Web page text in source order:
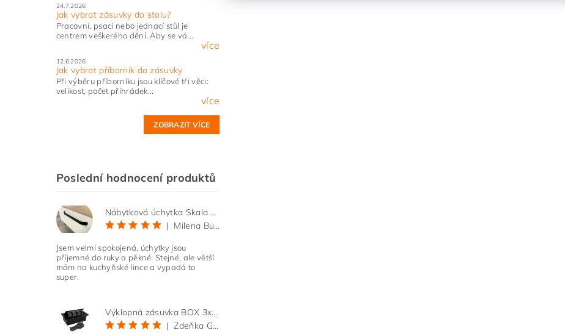
24.7.2026
Jak vybrat zásuvky do stolu?
Pracovní, psací nebo jednací stůl je
centrem veškerého dění. Aby se vá...
více
12.6.2026
Jak vybrat příborník do zásuvky
Při výběru příborníku jsou klíčové tři věci:
velikost, počet přihrádek...
více
ZOBRAZIT VÍCE
Poslední hodnocení produktů
Nábytková úchytka Skala černá matná
|
Milena Bučková
Jsem velmi spokojená, úchytky jsou
příjemné do ruky a pěkné. Stejné, ale větší
mám na kuchyňské lince a vypadá to
super.
Výklopná zásuvka BOX 3x 230V s 3m kabelem - černá
|
Zdeňka Gold